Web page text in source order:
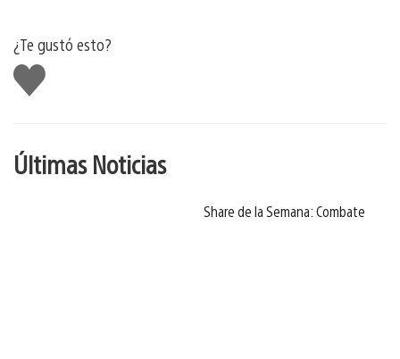
¿Te gustó esto?
Me
gusta
Últimas Noticias
Share de la Semana: Combate